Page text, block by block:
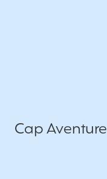
Cap Aventure